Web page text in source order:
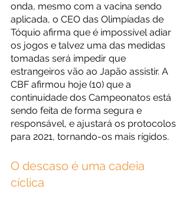
onda, mesmo com a vacina sendo
aplicada, o CEO das Olimpíadas de
Tóquio afirma que é impossível adiar
os jogos e talvez uma das medidas
tomadas será impedir que
estrangeiros vão ao Japão assistir. A
CBF afirmou hoje (10) que a
continuidade dos Campeonatos está
sendo feita de forma segura e
responsável, e ajustará os protocolos
para 2021, tornando-os mais rígidos.
O descaso é uma cadeia
cíclica